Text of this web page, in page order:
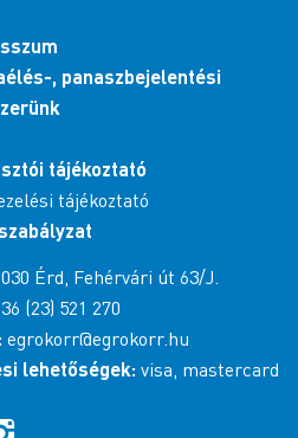
, panaszbejelentési
tájékoztató
tájékoztató
Érd, Fehérvári út 63/J.
(23) 521 270
egrokorr@egrokorr.hu
lehetőségek: visa, mastercard